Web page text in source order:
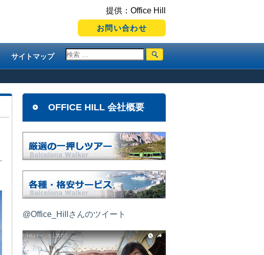
提供：Office Hill
お問い合わせ
サイトマップ
OFFICE HILL 会社概要
@Office_Hillさんのツイート